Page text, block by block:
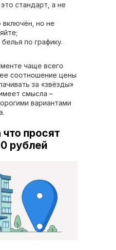
стандарт, а не
включён, но не
по графику.
чаще всего
соотношение цены
за «звёзды»
смысла –
вариантами
просят
рублей